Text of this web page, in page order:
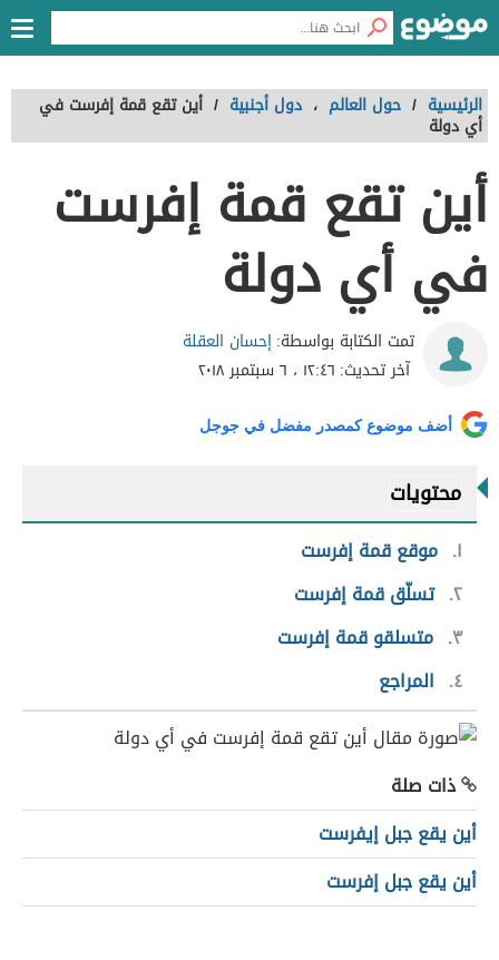
الرئيسية / حول العالم ، دول أجنبية / أين تقع قمة إفرست في
أي دولة
أين تقع قمة إفرست
في أي دولة
تمت الكتابة بواسطة:إحسان العقلة
آخر تحديث: ١٢:٤٦ ، ٦ سبتمبر ٢٠١٨
أضف موضوع كمصدر مفضل في جوجل
محتويات
١ موقع قمة إفرست
٢ تسلّق قمة إفرست
٣ متسلقو قمة إفرست
٤
المراجع
ذات صلة
أين يقع جبل إيفرست
أين يقع جبل إفرست